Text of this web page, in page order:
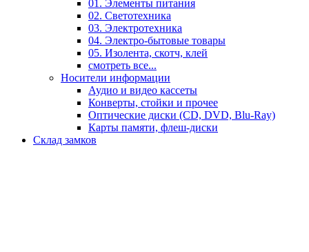
01. Элементы питания
02. Светотехника
03. Электротехника
04. Электро-бытовые товары
05. Изолента, скотч, клей
смотреть все...
Носители информации
Аудио и видео кассеты
Конверты, стойки и прочее
Оптические диски (CD, DVD, Blu-Ray)
Карты памяти, флеш-диски
Склад замков